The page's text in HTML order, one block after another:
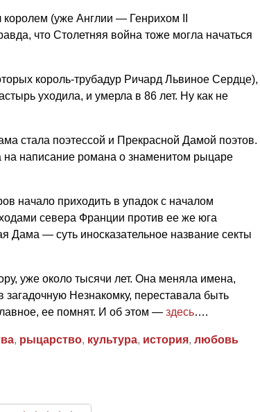
(уже Англии — Генрихом II
что Столетняя война тоже могла начаться
король-трубадур Ричард Львиное Сердце),
уходила, и умерла в 86 лет. Ну как не
стала поэтессой и Прекрасной Дамой поэтов.
написание романа о знаменитом рыцаре
начало приходить в упадок с началом
севера Франции против ее же юга
Дама — суть иносказательное название секты
уже около тысячи лет. Она меняла имена,
Незнакомку, переставала быть
ее помнят. И об этом — здесь….
, рыцарство, культура, история, любовь